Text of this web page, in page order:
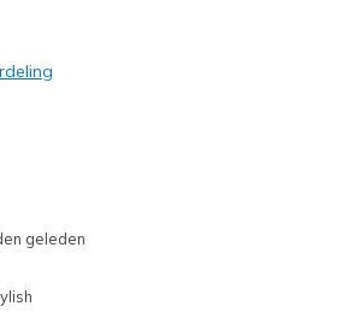
true to width
geleden